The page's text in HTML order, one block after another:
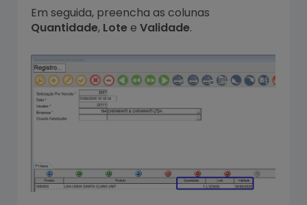
Em seguida, preencha as colunas
Quantidade, Lote e Validade.